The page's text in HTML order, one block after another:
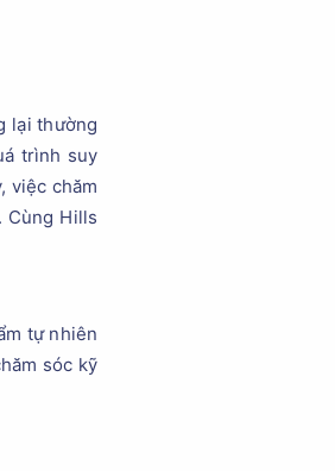
lại thường
trình suy
việc chăm
Cùng Hills
tự nhiên
sóc kỹ